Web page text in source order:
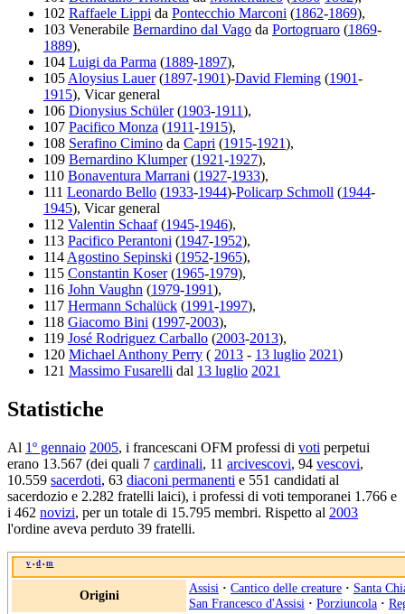
102 Raffaele Lippi da Pontecchio Marconi (1862-1869),
103 Venerabile Bernardino dal Vago da Portogruaro (1869-
1889),
104 Luigi da Parma (1889-1897),
105 Aloysius Lauer(1897-1901)-David Fleming (1901-
1915), Vicar general
106 Dionysius Schüler(1903-1911),
107 Pacifico Monza (1911-1915),
108 Serafino Cimino da Capri (1915-1921),
109 Bernardino Klumper(1921-1927),
110 Bonaventura Marrani (1927-1933),
111 Leonardo Bello (1933-1944)-Policarp Schmoll (1944-
1945), Vicar general
112 Valentin Schaaf(1945-1946),
113 Pacifico Perantoni (1947-1952),
114 Agostino Sepinski (1952-1965),
115 Constantin Koser(1965-1979),
116 John Vaughn (1979-1991),
117 Hermann Schalück (1991-1997),
118 Giacomo Bini (1997-2003),
119 José Rodriguez Carballo (2003-2013),
120 Michael Anthony Perry ( 2013 - 13 luglio 2021)
121 Massimo Fusarelli dal 13 luglio 2021
Statistiche
Al 1º gennaio 2005, i francescani OFM professi di voti perpetui
erano 13.567 (dei quali 7 cardinali, 11 arcivescovi, 94 vescovi,
10.559 sacerdoti, 63 diaconi permanenti e 551 candidati al
sacerdozio e 2.282 fratelli laici), i professi di voti temporanei 1.766 e
i 462 novizi, per un totale di 15.795 membri. Rispetto al 2003
l'ordine aveva perduto 39 fratelli.
v • d • m
Origini Assisi · Cantico delle creature · Santa
San Francesco d'Assisi · Porziuncola ·